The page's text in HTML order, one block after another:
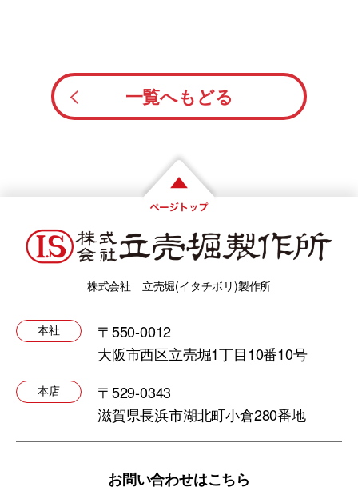
一覧へもどる
株式会社 立売堀(イタチボリ)製作所
本社
〒550-0012
大阪市西区立売堀1丁目10番10号
本店
〒529-0343
滋賀県長浜市湖北町小倉280番地
お問い合わせはこちら